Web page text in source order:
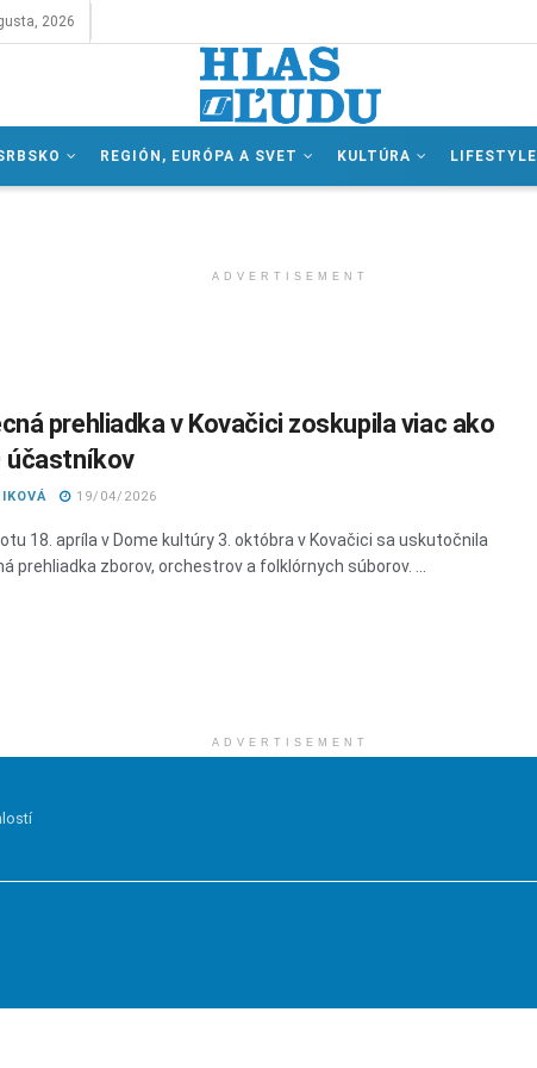
2026
REGIÓN, EURÓPA A SVET KULTÚRA LIFESTYLE
ADVERTISEMENT
prehliadka v Kovačici zoskupila viac ako
účastníkov
19/04/2026
18. apríla v Dome kultúry 3. októbra v Kovačici sa uskutočnila
prehliadka zborov, orchestrov a folklórnych súborov. ...
ADVERTISEMENT